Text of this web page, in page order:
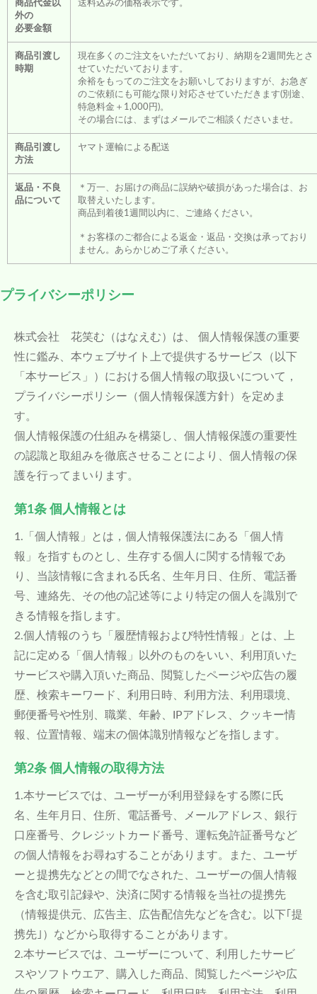
商品代金以
外の
必要金額
送料込みの価格表示です。
商品引渡し
時期
現在多くのご注文をいただいており、納期を2週間先とさ
せていただいております。
余裕をもってのご注文をお願いしておりますが、お急ぎ
のご依頼にも可能な限り対応させていただきます(別途、
特急料金＋1,000円)。
その場合には、まずはメールでご相談くださいませ。
商品引渡し
方法
ヤマト運輸による配送
返品・不良
品について
＊万一、お届けの商品に誤納や破損があった場合は、お
取替えいたします。
商品到着後1週間以内に、ご連絡ください。
＊お客様のご都合による返金・返品・交換は承っており
ません。あらかじめご了承ください。
プライバシーポリシー
株式会社 花笑む（はなえむ） は、 個人情報保護の重要
性に鑑み、本ウェブサイト上で提供するサービス（以下
「本サービス」）における個人情報の取扱いについて，
プライバシーポリシー（個人情報保護方針）を定めま
す。
個人情報保護の仕組みを構築し、個人情報保護の重要性
の認識と取組みを徹底させることにより、個人情報の保
護を行ってまいります。
第1条 個人情報とは
1.「個人情報」とは，個人情報保護法にある「個人情
報」を指すものとし、生存する個人に関する情報であ
り、当該情報に含まれる氏名、生年月日、住所、電話番
号、連絡先、その他の記述等により特定の個人を識別で
きる情報を指します。
2.個人情報のうち「履歴情報および特性情報」とは、上
記に定める「個人情報」以外のものをいい、利用頂いた
サービスや購入頂いた商品、閲覧したページや広告の履
歴、検索キーワード、利用日時、利用方法、利用環境、
郵便番号や性別、職業、年齢、IPアドレス、クッキー情
報、位置情報、端末の個体識別情報などを指します。
第2条 個人情報の取得方法
1.本サービスでは、ユーザーが利用登録をする際に氏
名、生年月日、住所、電話番号、メールアドレス、銀行
口座番号、クレジットカード番号、運転免許証番号など
の個人情報をお尋ねすることがあります。また、ユーザ
ーと提携先などとの間でなされた、ユーザーの個人情報
を含む取引記録や、決済に関する情報を当社の提携先
（情報提供元、広告主、広告配信先などを含む。以下｢提
携先｣）などから取得することがあります。
2.本サービスでは、ユーザーについて、利用したサービ
スやソフトウエア、購入した商品、閲覧したページや広